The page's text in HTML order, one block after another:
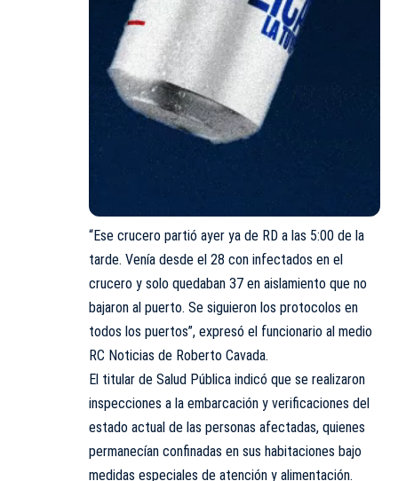
“Ese crucero partió ayer ya de RD a las 5:00 de la
tarde. Venía desde el 28 con infectados en el
crucero y solo quedaban 37 en aislamiento que no
bajaron al puerto. Se siguieron los protocolos en
todos los puertos”, expresó el funcionario al medio
RC Noticias de Roberto Cavada.
El titular de Salud Pública indicó que se realizaron
inspecciones a la embarcación y verificaciones del
estado actual de las personas afectadas, quienes
permanecían confinadas en sus habitaciones bajo
medidas especiales de atención y alimentación.